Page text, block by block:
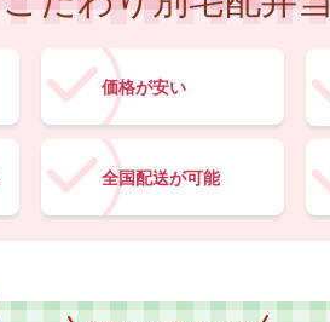
価格が安い
全国配送が可能